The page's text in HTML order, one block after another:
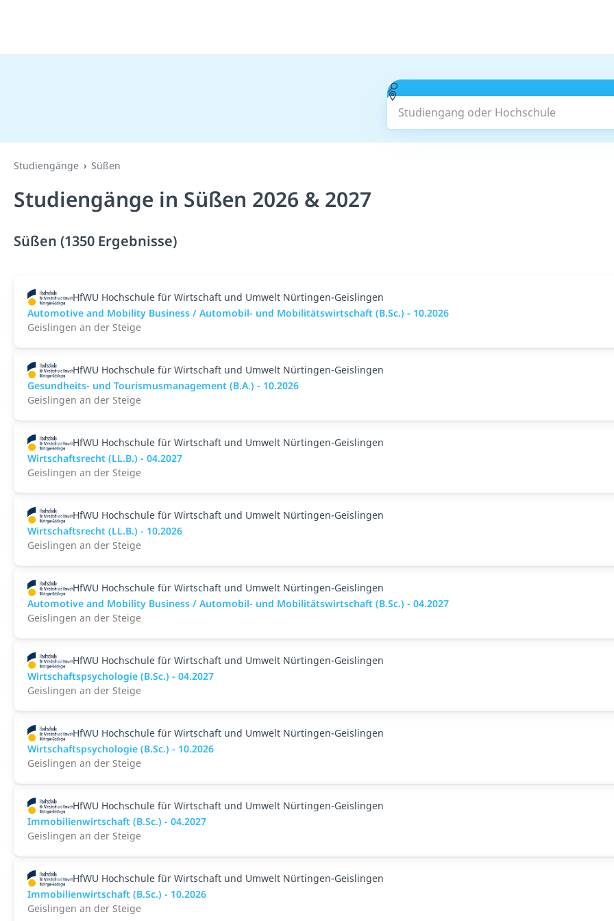
Studiengang oder Hochschule
Studiengänge Süßen
Studiengänge in Süßen 2026 & 2027
Süßen (1350 Ergebnisse)
HfWU Hochschule für Wirtschaft und Umwelt Nürtingen-Geislingen
Automotive and Mobility Business / Automobil- und Mobilitätswirtschaft (B.Sc.) - 10.2026
Geislingen an der Steige
HfWU Hochschule für Wirtschaft und Umwelt Nürtingen-Geislingen
Gesundheits- und Tourismusmanagement (B.A.) - 10.2026
Geislingen an der Steige
HfWU Hochschule für Wirtschaft und Umwelt Nürtingen-Geislingen
Wirtschaftsrecht (LL.B.) - 04.2027
Geislingen an der Steige
HfWU Hochschule für Wirtschaft und Umwelt Nürtingen-Geislingen
Wirtschaftsrecht (LL.B.) - 10.2026
Geislingen an der Steige
HfWU Hochschule für Wirtschaft und Umwelt Nürtingen-Geislingen
Automotive and Mobility Business / Automobil- und Mobilitätswirtschaft (B.Sc.) - 04.2027
Geislingen an der Steige
HfWU Hochschule für Wirtschaft und Umwelt Nürtingen-Geislingen
Wirtschaftspsychologie (B.Sc.) - 04.2027
Geislingen an der Steige
HfWU Hochschule für Wirtschaft und Umwelt Nürtingen-Geislingen
Wirtschaftspsychologie (B.Sc.) - 10.2026
Geislingen an der Steige
HfWU Hochschule für Wirtschaft und Umwelt Nürtingen-Geislingen
Immobilienwirtschaft (B.Sc.) - 04.2027
Geislingen an der Steige
HfWU Hochschule für Wirtschaft und Umwelt Nürtingen-Geislingen
Immobilienwirtschaft (B.Sc.) - 10.2026
Geislingen an der Steige